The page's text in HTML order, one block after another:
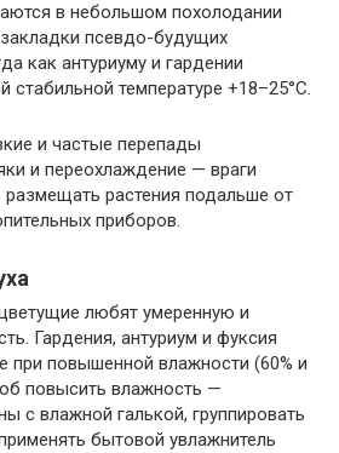
в небольшом похолодании
псевдо-будущих
как антуриуму и гардении
стабильной температуре +18–25°C.
и частые перепады
и переохлаждение — враги
размещать растения подальше от
приборов.
любят умеренную и
Гардения, антуриум и фуксия
при повышенной влажности (60% и
повысить влажность —
с влажной галькой, группировать
бытовой увлажнитель